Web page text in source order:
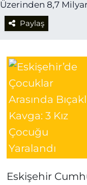
Paylaş
Eskişehir